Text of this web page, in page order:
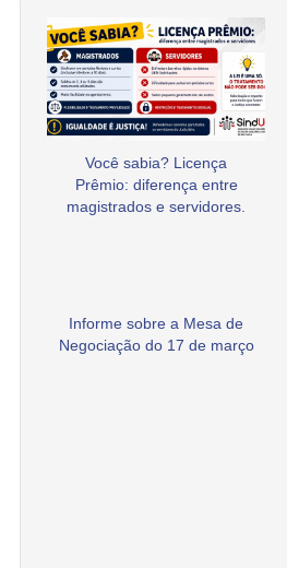
Você sabia? Licença
Prêmio: diferença entre
magistrados e servidores.
Informe sobre a Mesa de
Negociação do 17 de março